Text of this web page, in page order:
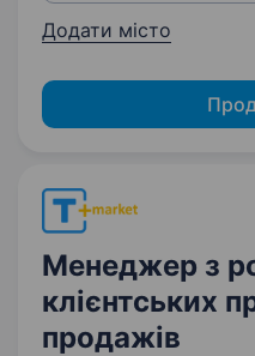
Додати місто
Менеджер з
клієнтських
продажів